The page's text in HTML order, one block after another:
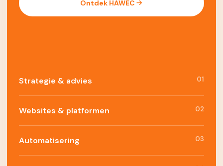
Ontdek HAWEC
Strategie & advies 01
Websites & platformen 02
Automatisering 03